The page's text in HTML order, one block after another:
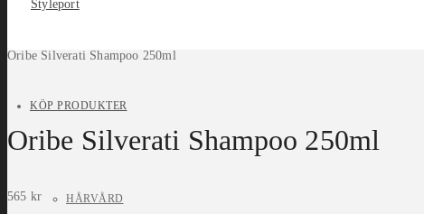
KÖP PRODUKTER
HÅRVÅRD
Oribe Silverati Shampoo 250ml
Oribe Silverati Shampoo 250ml
565 kr